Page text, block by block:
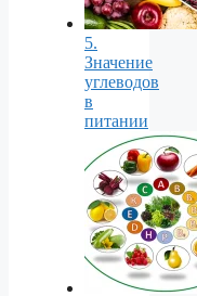
5.
Значение
углеводов
в
питании